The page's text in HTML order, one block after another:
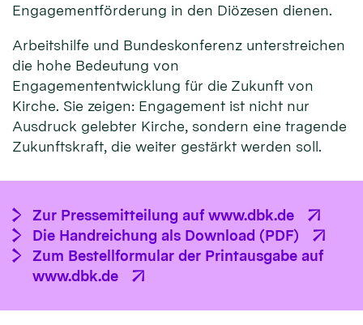
Engagementförderung in den Diözesen dienen.
Arbeitshilfe und Bundeskonferenz unterstreichen
die hohe Bedeutung von
Engagemententwicklung für die Zukunft von
Kirche. Sie zeigen: Engagement ist nicht nur
Ausdruck gelebter Kirche, sondern eine tragende
Zukunftskraft, die weiter gestärkt werden soll.
Zur Pressemitteilung auf www.dbk.de
Die Handreichung als Download (PDF)
Zum Bestellformular der Printausgabe auf
www.dbk.de